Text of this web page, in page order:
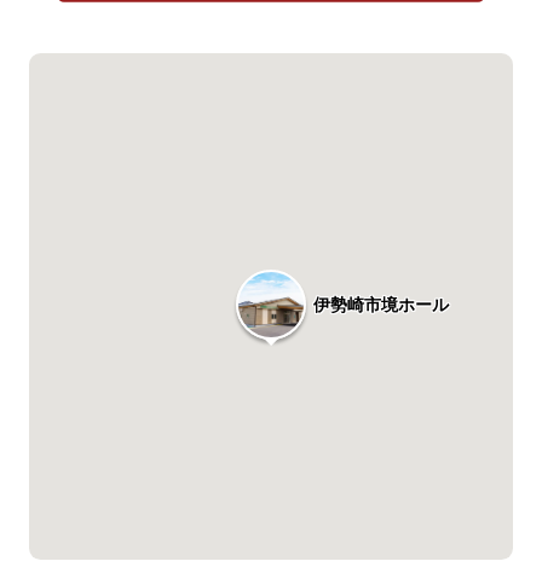
伊勢崎市境ホール